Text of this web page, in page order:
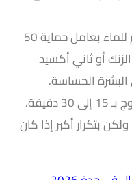
استخدام واقي شمس مقاوم للماء بعامل حماية 50
أو ثاني أكسيد
البشرة الحساسة.
وضع واقي الشمس قبل الخروج بـ 15 إلى 30 دقيقة،
90 دقيقة، ولكن بتكرار أكبر إذا كان